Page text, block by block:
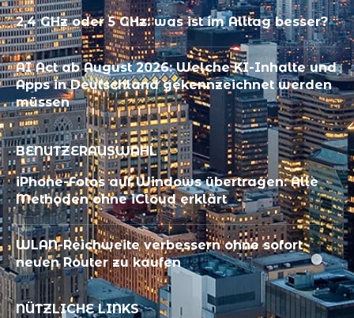
2,4 GHz oder 5 GHz: was ist im Alltag besser?
AI Act ab August 2026: Welche KI-Inhalte und
Apps in Deutschland gekennzeichnet werden
müssen
BENUTZERAUSWAHL
iPhone-Fotos auf Windows übertragen: Alle
Methoden ohne iCloud erklärt
WLAN-Reichweite verbessern ohne sofort
neuen Router zu kaufen
NÜTZLICHE LINKS